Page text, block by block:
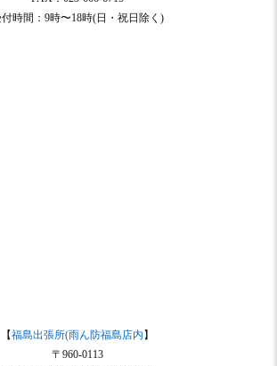
時間：9時〜18時(日・祝日除く)
【福島出張所(雨ん防福島店内】
〒960-0113